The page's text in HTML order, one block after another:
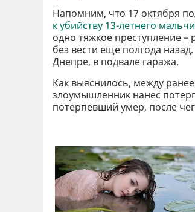
Напомним, что 17 октября
к убийству 13-летнего
одно тяжкое преступление
без вести еще полгода
Днепре, в подвале гаража.
Как выяснилось, между
злоумышленник нанес
потерпевший умер, после